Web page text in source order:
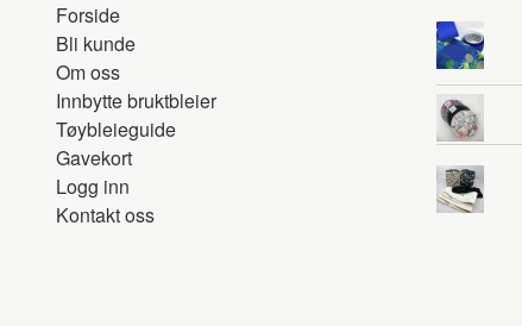
Forside
Bli kunde
Om oss
Innbytte bruktbleier
Tøybleieguide
Gavekort
Logg inn
Kontakt oss